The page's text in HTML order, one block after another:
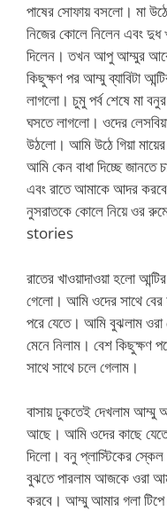
পাষের সোফায় বসলো। মা
নিজের কোলে নিলেন এবং দুধ
দিলেন। তখন আপু আম্মুর
কিছুক্ষণ পর আম্মু ব্যাবিটা
লাগলো। চুমু পর্ব শেষে মা
ঘসতে লাগলো। ওদের
উঠলো। আমি উঠে গিয়া
আমি কেন বাধা দিচ্ছে জানতে
এবং রাতে আমাকে আদর
নুসরাতকে কোলে নিয়ে ওর
stories
রাতের খাওয়াদাওয়া হলো
গেলো। আমি ওদের সাথে বের
পরে যেতে। আমি বুঝলাম
মেনে নিলাম। বেশ কিছুক্ষণ
সাথে সাথে চলে গেলাম।
বাসায় ঢুকতেই দেখলাম আম্মু
আছে। আমি ওদের কাছে
দিলো। বনু প্লাস্টিকের
বুঝতে পারলাম আজকে ওরা
করবে। আম্মু আমার গলা